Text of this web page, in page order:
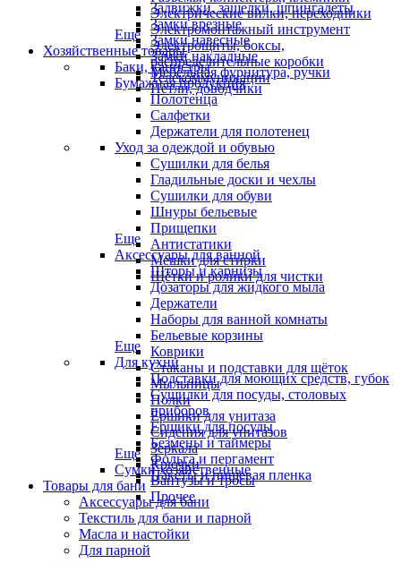
Электрические вилки, переходники
Электромонтажный инструмент
Электрощиты, боксы,
распределительные коробки
Телекоммуникации
Задвижки, защелки, шпингалеты
Замки врезные
Замки навесные
Замки накладные
Мебельная фурнитура, ручки
Петли, доводчики
Еще
Хозяйственные товары
Баки, канистры
Бумажная продукция
Полотенца
Салфетки
Держатели для полотенец
Уход за одеждой и обувью
Сушилки для белья
Гладильные доски и чехлы
Сушилки для обуви
Шнуры бельевые
Прищепки
Антистатики
Мешки для стирки
Щётки и ролики для чистки
Еще
Аксессуары для ванной
Шторы и карнизы
Дозаторы для жидкого мыла
Держатели
Наборы для ванной комнаты
Бельевые корзины
Коврики
Стаканы и подставки для щёток
Мыльницы
Полки
Ёршики для унитаза
Сидения для унитазов
Зеркала
Крючки
Вантузы и тросы
Прочее
Еще
Для кухни
Подставки для моющих средств, губок
Сушилки для посуды, столовых
приборов
Ёршики для посуды
Безмены и таймеры
Фольга и пергамент
Пакеты и пищевая пленка
Еще
Сумки хозяйственные
Товары для бани
Аксессуары для бани
Текстиль для бани и парной
Масла и настойки
Для парной